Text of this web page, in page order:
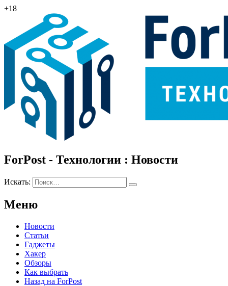
+18
ForPost - Технологии : Новости
Искать:
Меню
Новости
Статьи
Гаджеты
Хакер
Обзоры
Как выбрать
Назад на ForPost